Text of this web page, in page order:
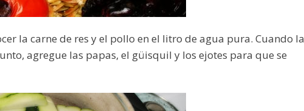
la carne de res y el pollo en el litro de agua pura. Cuando
agregue las papas, el güisquil y los ejotes para que se